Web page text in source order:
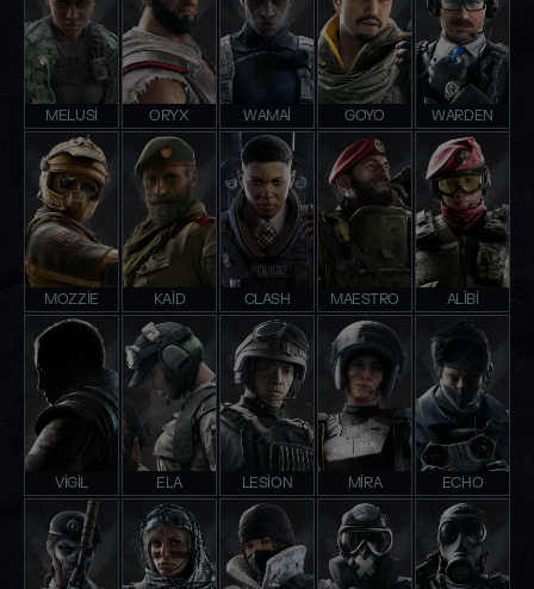
MELUSI ORYX WAMAI GOYO WARDEN
MOZZIE KAID CLASH MAESTRO ALIBI
VIGIL ELA LESION MIRA ECHO